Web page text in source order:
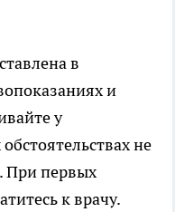
в
и
у
не
При первых
к врачу.